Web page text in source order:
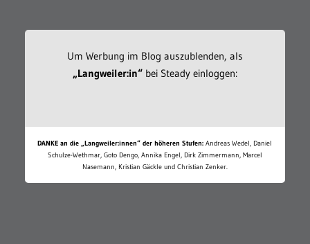
Um Werbung im Blog auszublenden, als
„Langweiler:in“bei Steady einloggen:
DANKE an die „Langweiler:innen“ der höheren Stufen: Andreas Wedel, Daniel
Schulze-Wethmar, Goto Dengo, Annika Engel, Dirk Zimmermann, Marcel
Nasemann, Kristian Gäckle und Christian Zenker.